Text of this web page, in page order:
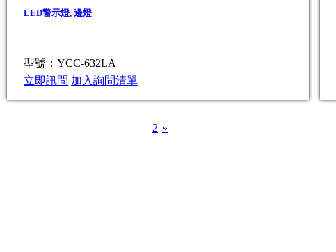
LED警示燈, 邊燈
型號：YCC-632LA
立即訊問 加入詢問清單
2 »